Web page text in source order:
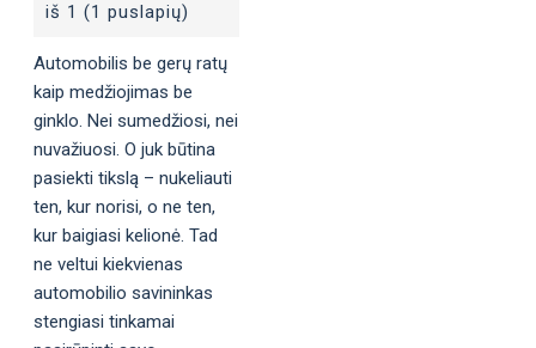
iš 1 (1 puslapių)
Automobilis be gerų ratų
kaip medžiojimas be
ginklo. Nei sumedžiosi, nei
nuvažiuosi. O juk būtina
pasiekti tikslą – nukeliauti
ten, kur norisi, o ne ten,
kur baigiasi kelionė. Tad
ne veltui kiekvienas
automobilio savininkas
stengiasi tinkamai